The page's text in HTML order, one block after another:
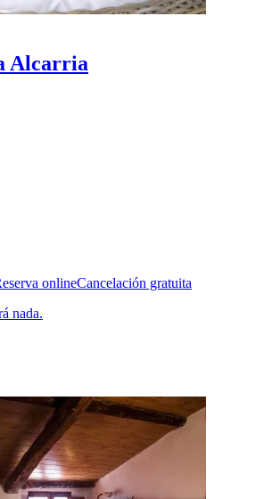
Alcarria
onlineCancelación gratuita
nada.